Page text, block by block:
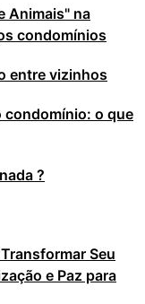
Animais" na
condomínios
entre vizinhos
condomínio: o que
?
Seu
e Paz para